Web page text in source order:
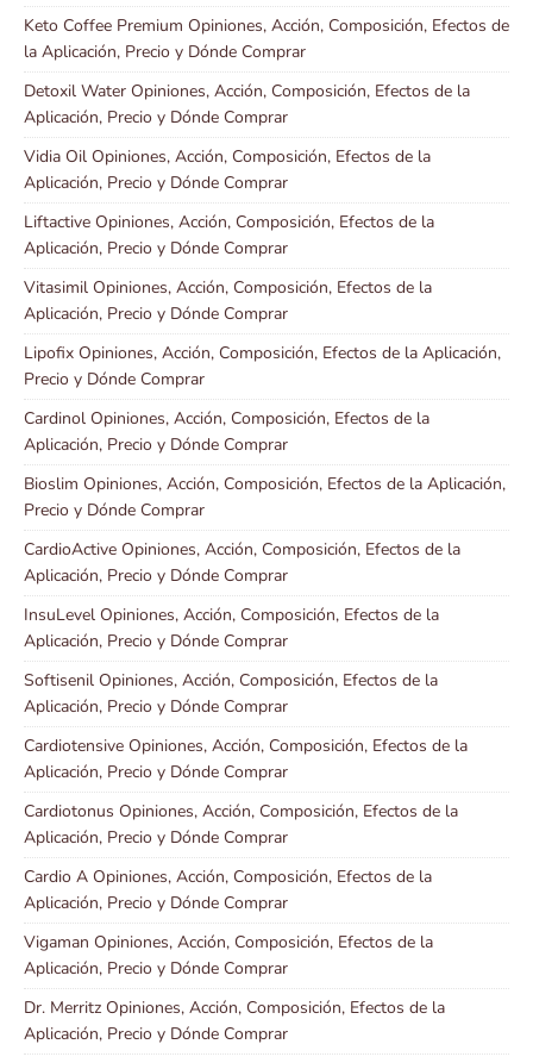
Keto Coffee Premium Opiniones, Acción, Composición, Efectos de
la Aplicación, Precio y Dónde Comprar
Detoxil Water Opiniones, Acción, Composición, Efectos de la
Aplicación, Precio y Dónde Comprar
Vidia Oil Opiniones, Acción, Composición, Efectos de la
Aplicación, Precio y Dónde Comprar
Liftactive Opiniones, Acción, Composición, Efectos de la
Aplicación, Precio y Dónde Comprar
Vitasimil Opiniones, Acción, Composición, Efectos de la
Aplicación, Precio y Dónde Comprar
Lipofix Opiniones, Acción, Composición, Efectos de la Aplicación,
Precio y Dónde Comprar
Cardinol Opiniones, Acción, Composición, Efectos de la
Aplicación, Precio y Dónde Comprar
Bioslim Opiniones, Acción, Composición, Efectos de la Aplicación,
Precio y Dónde Comprar
CardioActive Opiniones, Acción, Composición, Efectos de la
Aplicación, Precio y Dónde Comprar
InsuLevel Opiniones, Acción, Composición, Efectos de la
Aplicación, Precio y Dónde Comprar
Softisenil Opiniones, Acción, Composición, Efectos de la
Aplicación, Precio y Dónde Comprar
Cardiotensive Opiniones, Acción, Composición, Efectos de la
Aplicación, Precio y Dónde Comprar
Cardiotonus Opiniones, Acción, Composición, Efectos de la
Aplicación, Precio y Dónde Comprar
Cardio A Opiniones, Acción, Composición, Efectos de la
Aplicación, Precio y Dónde Comprar
Vigaman Opiniones, Acción, Composición, Efectos de la
Aplicación, Precio y Dónde Comprar
Dr. Merritz Opiniones, Acción, Composición, Efectos de la
Aplicación, Precio y Dónde Comprar